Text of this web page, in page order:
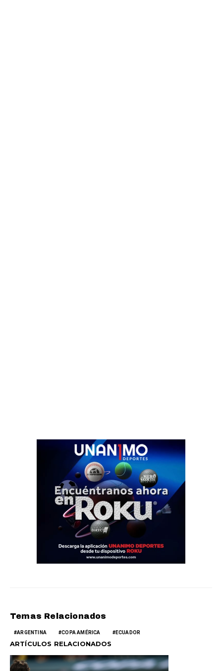
Temas Relacionados
ARGENTINA COPA AMÉRICA ECUADOR
ARTÍCULOS RELACIONADOS